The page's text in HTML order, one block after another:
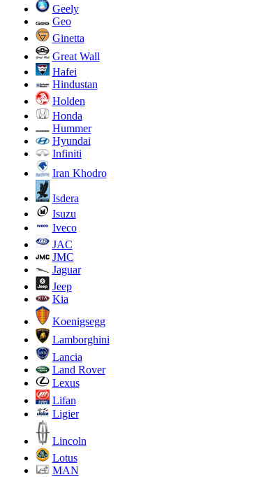
Geely
Geo
Ginetta
Great Wall
Hafei
Hindustan
Holden
Honda
Hummer
Hyundai
Infiniti
Iran Khodro
Isdera
Isuzu
Iveco
JAC
JMC
Jaguar
Jeep
Kia
Koenigsegg
Lamborghini
Lancia
Land Rover
Lexus
Lifan
Ligier
Lincoln
Lotus
MAN